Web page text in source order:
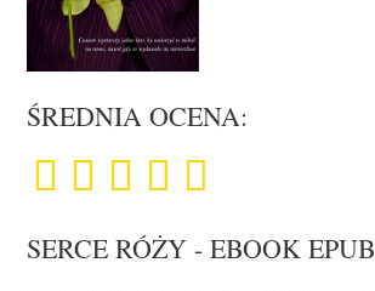
ŚREDNIA OCENA:
SERCE RÓŻY - EBOOK EPUB